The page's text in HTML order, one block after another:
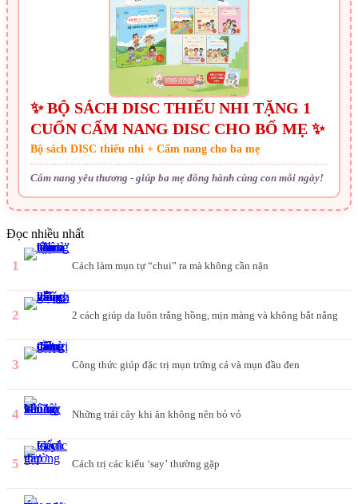
✨ BỘ SÁCH DISC THIẾU NHI TẶNG 1
CUỐN CẨM NANG DISC CHO BỐ MẸ ✨
Bộ sách DISC thiếu nhi + Cẩm nang cho ba mẹ
Cẩm nang yêu thương - giúp ba mẹ đồng hành cùng con mỗi ngày!
Đọc nhiều nhất
1 Cách làm mụn tự “chui” ra mà không cần nặn
2 2 cách giúp da luôn trắng hồng, mịn màng và không bắt nắng
3 Công thức giúp đặc trị mụn trứng cá và mụn đầu đen
4 Những trái cây khi ăn không nên bỏ vỏ
5 Cách trị các kiểu ‘say’ thường gặp